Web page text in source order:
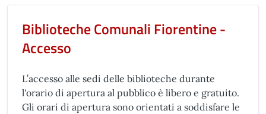
Biblioteche Comunali Fiorentine -
Accesso
L’accesso alle sedi delle biblioteche durante
l'orario di apertura al pubblico è libero e gratuito.
Gli orari di apertura sono orientati a soddisfare le